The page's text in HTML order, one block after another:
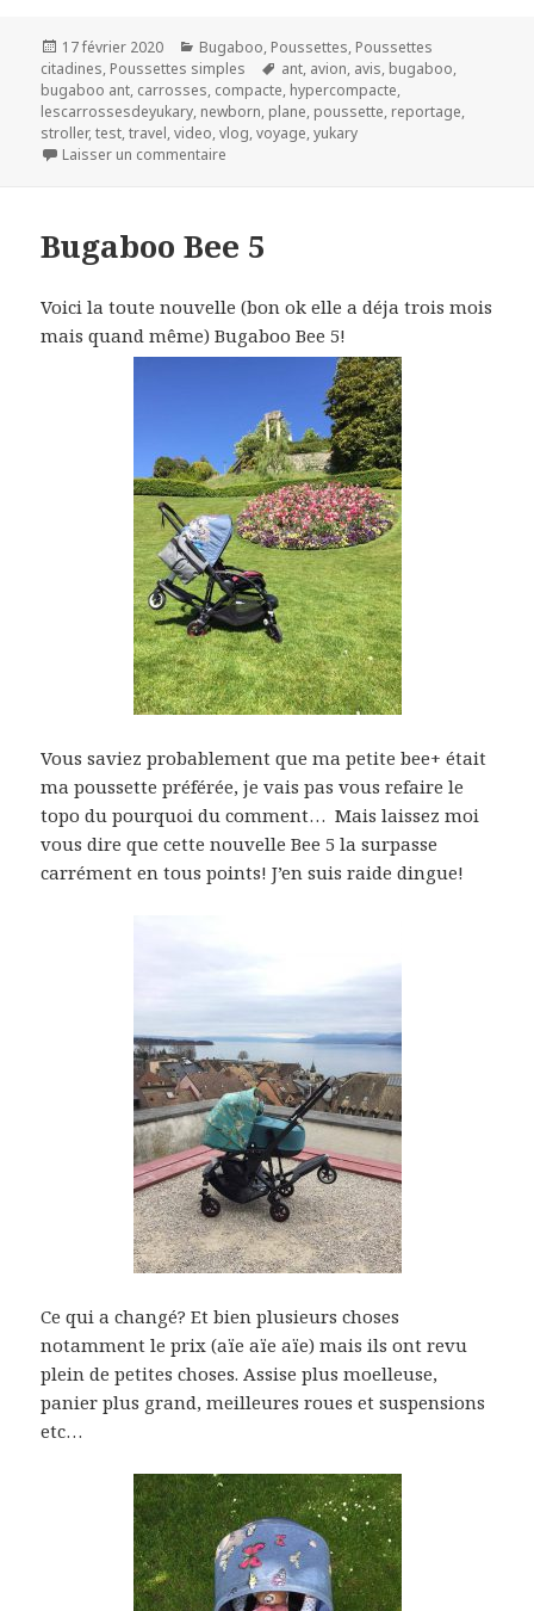
Publié
le
17 février 2020 Catégories
Bugaboo, Poussettes, Poussettes
citadines, Poussettes simples
Mots-
clés
ant, avion, avis, bugaboo,
bugaboo ant, carrosses, compacte, hypercompacte,
lescarrossesdeyukary, newborn, plane, poussette, reportage,
stroller,test,travel,video,vlog,voyage,yukary
Laisser un commentaire
Bugaboo Bee 5
Voici la toute nouvelle (bon ok elle a déja trois mois
mais quand même) Bugaboo Bee 5!
Vous saviez probablement que ma petite bee+ était
ma poussette préférée, je vais pas vous refaire le
topo du pourquoi du comment… Mais laissez moi
vous dire que cette nouvelle Bee 5 la surpasse
carrément en tous points! J’en suis raide dingue!
Ce qui a changé? Et bien plusieurs choses
notamment le prix (aïe aïe aïe) mais ils ont revu
plein de petites choses. Assise plus moelleuse,
panier plus grand, meilleures roues et suspensions
etc…